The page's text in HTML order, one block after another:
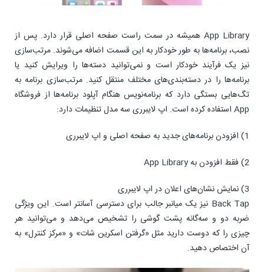
App Library همیشه در سمت راست‌ صفحه اصلی قرار دارد. پس از
نصب، برنامه‌ها به طور خودکار به این قسمت اضافه می‌شوند. مرتب‌سازی
نیز یک فرآیند خودکار است و نمی‌توانید دسته‌ها را ویرایش کنید یا
برنامه‌ها را در دسته‌‌بندی‌های مختلف منتقل کنید. مرتب‌سازی برنامه به
تگ‌هایی بستگی دارد که برنامه‌نویس هنگام آپلود برنامه‌ها از فروشگاه
App استفاده کرده است. اپ لایبرری سه مدل تنظیمات دارد:
1) افزودن برنامه‌های جدید به صفحه اصلی و اپ لایبرری
2) فقط افزودن به App Library
3) نمایش نشان‌های اعلان در اپ لایبرری
Back Tap نیز یک میانبر جالب برای دسترسی آسانتر است. این ویژگی
ضربه دو و سه‌گانه پشت گوشی را تشخیص می‌دهد و می‌توانید هر
چیزی را که دوست دارید مثل «گرفتن اسکرین شات» و «مرکز کنترل» به
آن اختصاص دهید.